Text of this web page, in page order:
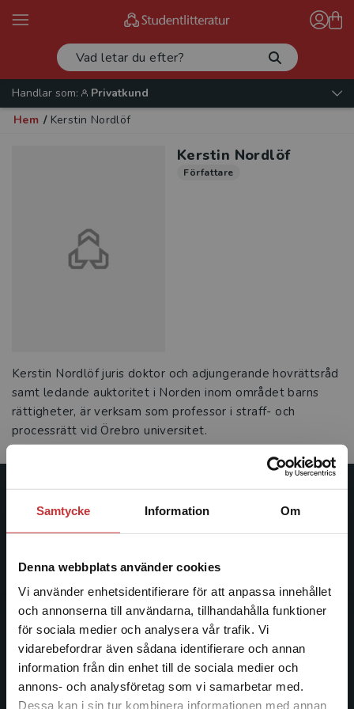
Samtycke Information Om
Denna webbplats använder cookies
Vi använder enhetsidentifierare för att anpassa innehållet
och annonserna till användarna, tillhandahålla funktioner
för sociala medier och analysera vår trafik. Vi
vidarebefordrar även sådana identifierare och annan
information från din enhet till de sociala medier och
annons- och analysföretag som vi samarbetar med.
Dessa kan i sin tur kombinera informationen med annan
Begränsad fraktregion
Handlar som:
Privatkund
Hem / Kerstin Nordlöf
Kerstin Nordlöf
Författare
Kerstin Nordlöf juris doktor och adjungerande hovrättsråd
samt ledande auktoritet i Norden inom området barns
rättigheter, är verksam som professor i straff- och
processrätt vid Örebro universitet.
Studentlitteratur
ledande utbildningsförlag. Med läromedel, kurslitteratur,
facklitteratur, utbildningar och digitala
informationstjänster i utbudet, finns Studentlitteratur med
längs hela kunskapsresan.
Kontakta oss
Kontakta oss